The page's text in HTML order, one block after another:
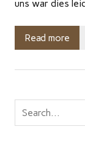
uns war dies
Read more